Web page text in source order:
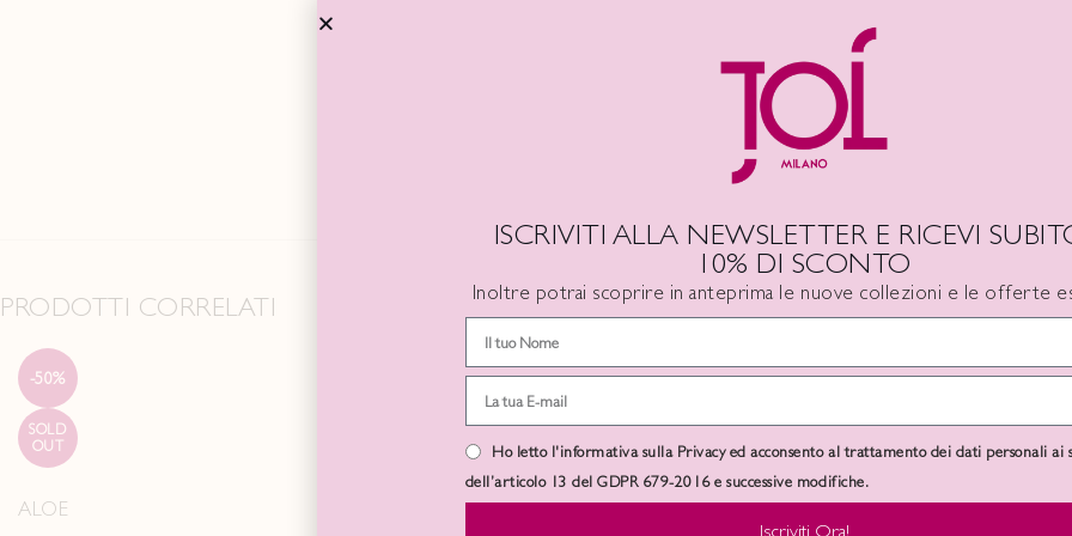
PRODOTTI CORRELATI
-50%
SOLD
OUT
ALOE
-50%
SOLD
OUT
ARIETE
-50%
SOLD
OUT
LIBERATO
ISCRIVITI ALLA NEWSLETTER E RICEVI
10% DI SCONTO
Inoltre potrai scoprire in anteprima le nuove collezioni e le offerte
Ho letto l'informativa sulla Privacy ed acconsento al trattamento dei dati personali ai
dell’articolo 13 del GDPR 679-2016 e successive modifiche.
Iscriviti Ora!